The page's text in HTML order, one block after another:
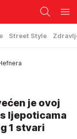
Street Style
je ovoj
ljepoticama
1 stvari